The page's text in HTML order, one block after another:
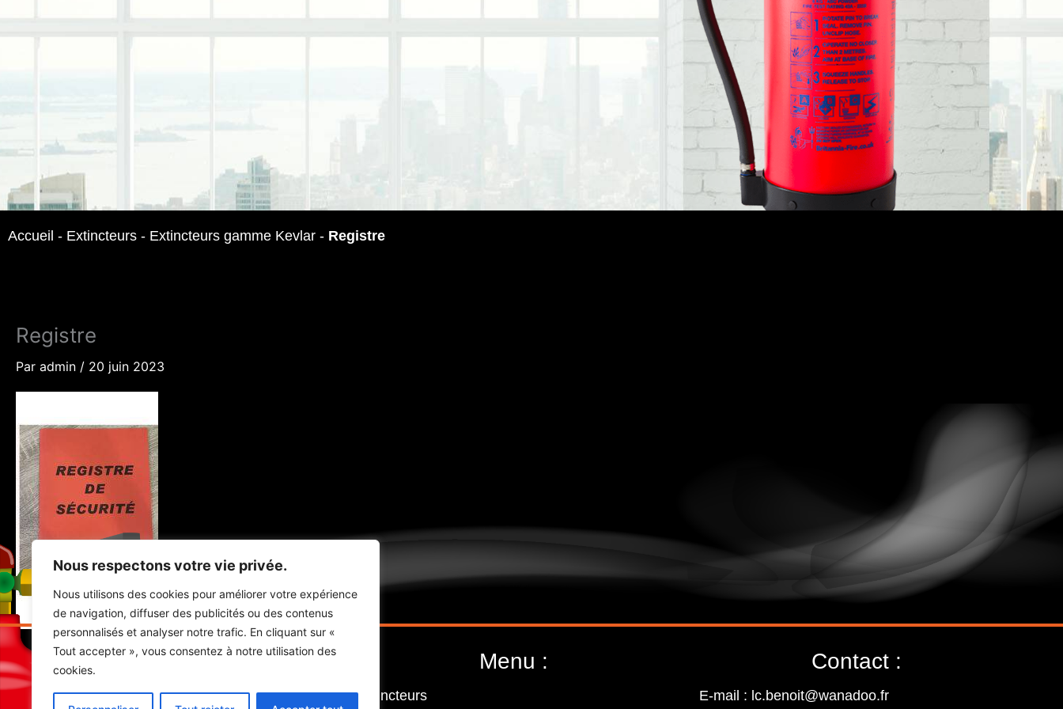
Nous respectons votre vie privée.
Nous utilisons des cookies pour améliorer votre expérience
de navigation, diffuser des publicités ou des contenus
personnalisés et analyser notre trafic. En cliquant sur «
Tout accepter », vous consentez à notre utilisation des
cookies.
Accueil - Extincteurs - Extincteurs gamme Kevlar - Registre
Registre
Par admin / 20 juin 2023
Registre de sécurité Menu :
Extincteurs
Contact :
E-mail : lc.benoit@wanadoo.fr